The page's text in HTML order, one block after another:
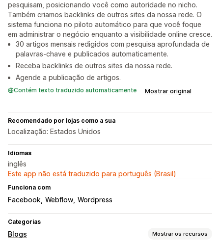
pesquisam, posicionando você como autoridade no nicho.
Também criamos backlinks de outros sites da nossa rede. O
sistema funciona no piloto automático para que você foque
em administrar o negócio enquanto a visibilidade online cresce.
30 artigos mensais redigidos com pesquisa aprofundada de
palavras-chave e publicados automaticamente.
Receba backlinks de outros sites da nossa rede.
Agende a publicação de artigos.
Contém texto traduzido automaticamente Mostrar original
Recomendado por lojas como a sua
Localização: Estados Unidos
Idiomas
inglês
Este app não está traduzido para português (Brasil)
Funciona com
Facebook Webflow Wordpress
Categorias
Blogs Mostrar os recursos